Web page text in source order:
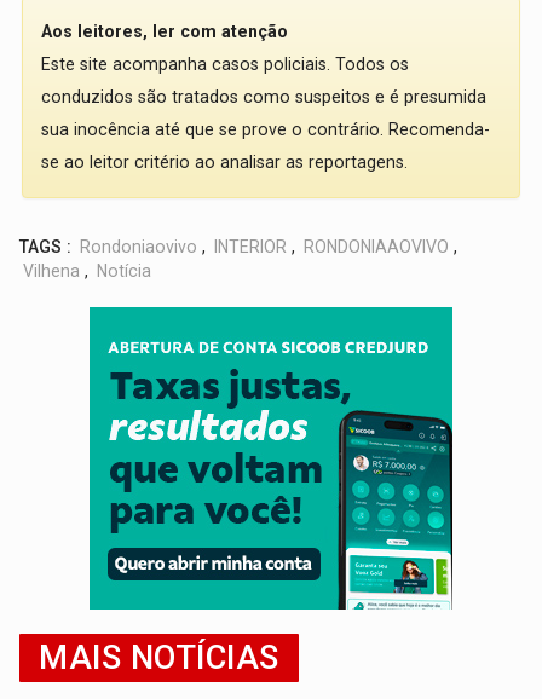
Aos leitores, ler com atenção
Este site acompanha casos policiais. Todos os
conduzidos são tratados como suspeitos e é presumida
sua inocência até que se prove o contrário. Recomenda-
se ao leitor critério ao analisar as reportagens.
TAGS : Rondoniaovivo , INTERIOR , RONDONIAAOVIVO ,
Vilhena , Notícia
MAIS NOTÍCIAS